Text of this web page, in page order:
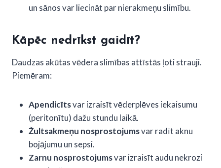
un sānos var liecināt par nierakmeņu slimību.
Kāpēc nedrīkst gaidīt?
Daudzas akūtas vēdera slimības attīstās ļoti strauji.
Piemēram:
Apendicītsvar izraisīt vēderplēves iekaisumu
(peritonītu) dažu stundu laikā.
Žultsakmeņu nosprostojumsvar radīt aknu
bojājumu un sepsi.
Zarnu nosprostojumsvar izraisīt audu nekrozi